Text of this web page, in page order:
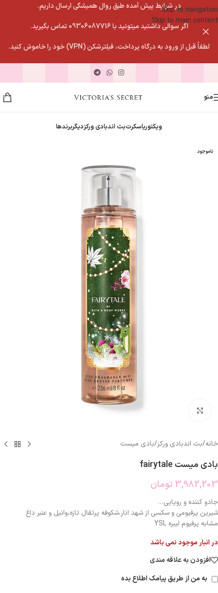
Skip to navigation
Skip to main content
در شرایط پیش آمده طبق روال همیشگی ارسال داریم.
اگر سوالی داشتید میتونید با 09306087716 تماس بگیرید.
لطفاً قبل از ورود به درگاه پرداخت، فیلترشکن (VPN) خود را خاموش کنید.
منو
ویکتوریاسکرتبث اندبادی ورکزدیگربرندها
ناموجود
خانه/بث اندبادی ورکز/بادی میست
بادی میست fairytale
3,982,203 تومان
جادو کننده و رویایی…
شیرین پرفیومی و سکسی از شهد انار،شکوفه پرتقال تازه،وانیل و عنبر داغ
مشابه پرفیوم لیبره YSL
در انبار موجود نمی باشد
افزودن به علاقه مندی
به من از طریق پیامک اطلاع بده